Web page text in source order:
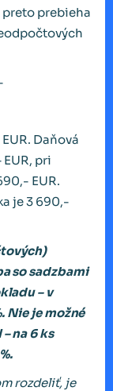
preto prebieha
Daňová
pri
EUR.
je 3 690,-
so sadzbami
– v
Nie je možné
na 6 ks
rozdeliť, je